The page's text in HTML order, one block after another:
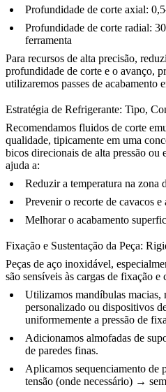
Profundidade de corte axial:
Profundidade de corte radial:
ferramenta
Para recursos de alta precisão,
profundidade de corte e o avanço,
utilizaremos passes de acabamento
Estratégia de Refrigerante: Tipo,
Recomendamos fluidos de corte
qualidade, tipicamente em uma
bicos direcionais de alta pressão ou
ajuda a:
Reduzir a temperatura na zona
Prevenir o recorte de cavacos e
Melhorar o acabamento
Fixação e Sustentação da Peça:
Peças de aço inoxidável,
são sensíveis às cargas de fixação e
Utilizamos mandíbulas macias,
personalizado ou dispositivos
uniformemente a pressão de
Adicionamos almofadas de
de paredes finas.
Aplicamos sequenciamento de
tensão (onde necessário) →